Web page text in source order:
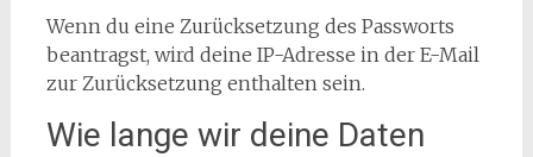
Wenn du eine Zurücksetzung des Passworts
beantragst, wird deine IP-Adresse in der E-Mail
zur Zurücksetzung enthalten sein.
Wie lange wir deine Daten